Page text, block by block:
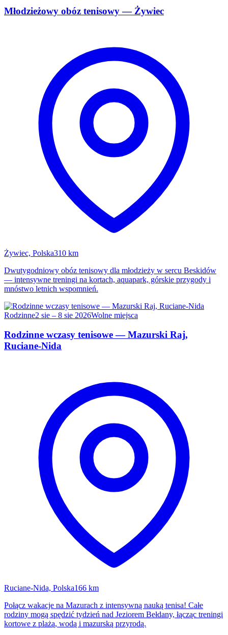
Młodzieżowy obóz tenisowy — Żywiec
Żywiec, Polska310 km
Dwutygodniowy obóz tenisowy dla młodzieży w sercu Beskidów
— intensywne treningi na kortach, aquapark, górskie przygody i
mnóstwo letnich wspomnień.
Rodzinne2 sie – 8 sie 2026Wolne miejsca
Rodzinne wczasy tenisowe — Mazurski Raj,
Ruciane-Nida
Ruciane-Nida, Polska166 km
Połącz wakacje na Mazurach z intensywną nauką tenisa! Całe
rodziny mogą spędzić tydzień nad Jeziorem Bełdany, łącząc treningi
kortowe z plażą, wodą i mazurską przyrodą.